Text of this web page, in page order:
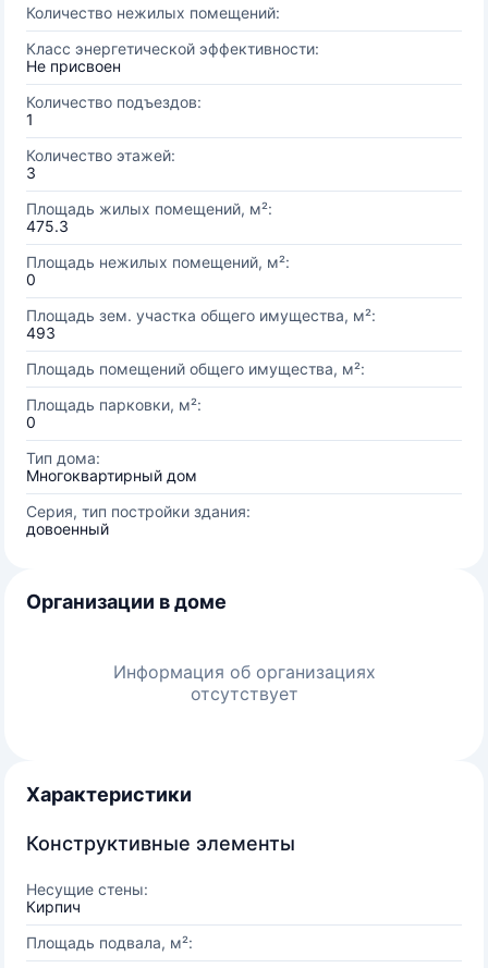
Количество нежилых помещений:
Класс энергетической эффективности:
Не присвоен
Количество подъездов:
1
Количество этажей:
3
Площадь жилых помещений, м²:
475.3
Площадь нежилых помещений, м²:
0
Площадь зем. участка общего имущества, м²:
493
Площадь помещений общего имущества, м²:
Площадь парковки, м²:
0
Тип дома:
Многоквартирный дом
Серия, тип постройки здания:
довоенный
Организации в доме
Информация об организациях
отсутствует
Характеристики
Конструктивные элементы
Несущие стены:
Кирпич
Площадь подвала, м²: